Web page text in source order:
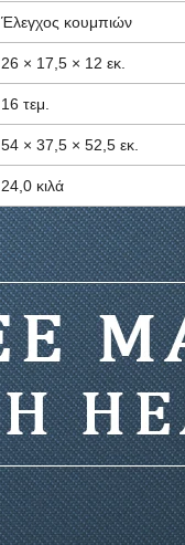
Έλεγχος κουμπιών
26 × 17,5 × 12 εκ.
16 τεμ.
54 × 37,5 × 52,5 εκ.
24,0 κιλά